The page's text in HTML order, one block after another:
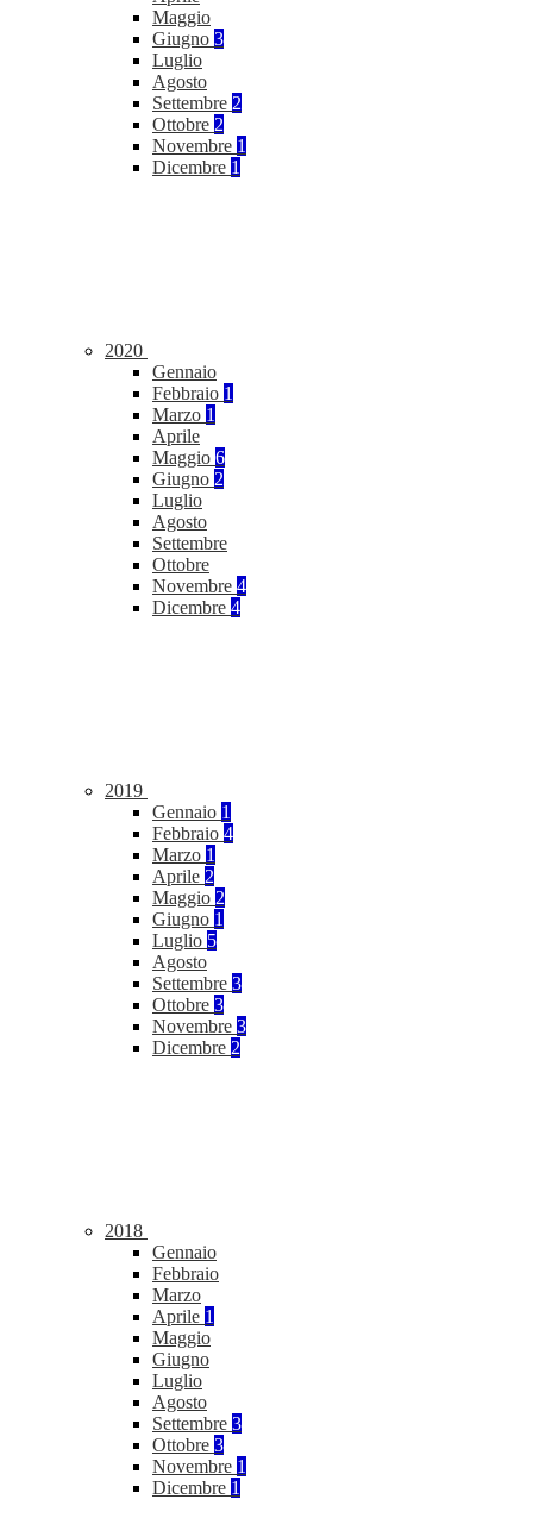
Maggio
Giugno 3
Luglio
Agosto
Settembre 2
Ottobre 2
Novembre 1
Dicembre 1
2020
Gennaio
Febbraio 1
Marzo 1
Aprile
Maggio 6
Giugno 2
Luglio
Agosto
Settembre
Ottobre
Novembre 4
Dicembre 4
2019
Gennaio 1
Febbraio 4
Marzo 1
Aprile 2
Maggio 2
Giugno 1
Luglio 5
Agosto
Settembre 3
Ottobre 3
Novembre 3
Dicembre 2
2018
Gennaio
Febbraio
Marzo
Aprile 1
Maggio
Giugno
Luglio
Agosto
Settembre 3
Ottobre 3
Novembre 1
Dicembre 1